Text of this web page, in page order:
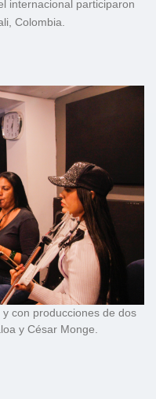
internacional participaron
Colombia.
con producciones de dos
y César Monge.